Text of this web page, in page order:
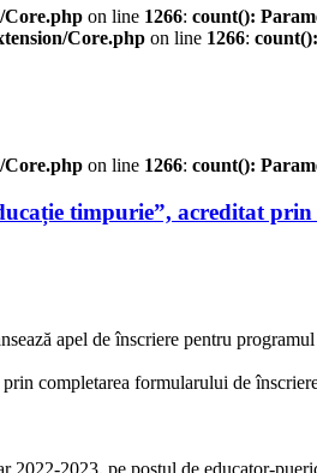
Core.php on line 1266: count():
Core.php on line 1266:
Core.php on line 1266: count():
timpurie”, acreditat prin
apel de înscriere pentru
completarea formularului de